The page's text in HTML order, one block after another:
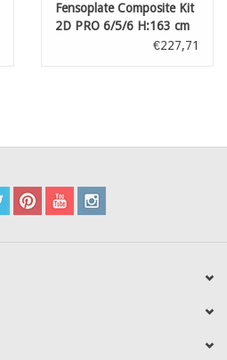
Fensoplate Composite Kit
2D PRO 6/5/6 H:163 cm
€227,71